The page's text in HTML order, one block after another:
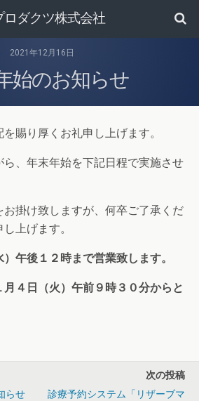
ロダクツ株式会社
2021年12月16日
始のお知らせ
賜り厚くお礼申し上げます。
、年末年始を下記日程で実施させ
掛け致しますが、何卒ご了承くだ
上げます。
午後１２時まで営業致します。
４日（火）午前９時３０分からと
らせ
次の投稿
診療予約システム「リザーブマ